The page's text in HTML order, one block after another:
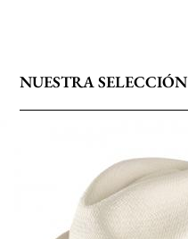
NUESTRA SELECCIÓN